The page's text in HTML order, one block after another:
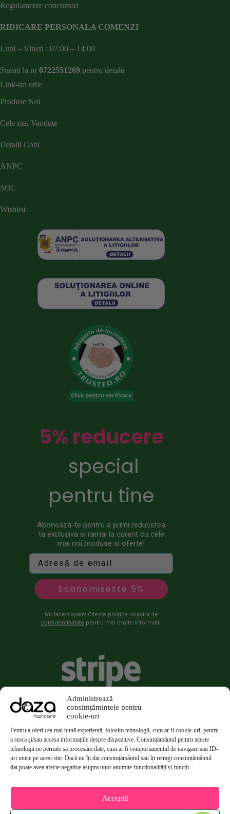
Regulamente concursuri
RIDICARE PERSONALA COMENZI
Luni – Vineri : 07:00 – 14:00
Sunati la nr 0722551269 pentru detalii
Link-uri utile
Produse Noi
Cele mai Vandute
Detalii Cont
ANPC
SOL
Wishlist
5% reducere
special
pentru tine
Aboneaza-te pentru a primi reducerea
ta exclusiva si ramai la curent cu cele
mai noi produse si oferte!
Economiseste 5%
Nu facem spam!Citeste politica noastra de
confidentialitate pentru mai multe informatii.
Administrează
consimțămintele pentru
cookie-uri
Pentru a oferi cea mai bună experiență, folosim tehnologii, cum ar fi cookie-uri, pentru
a stoca și/sau accesa informațiile despre dispozitive. Consimțământul pentru aceste
tehnologii ne permite să procesăm date, cum ar fi comportamentul de navigare sau ID-
uri unice pe acest site. Dacă nu îți dai consimțământul sau îți retragi consimțământul
dat poate avea afecte negative asupra unor anumite funcționalități și funcții.
Acceptă